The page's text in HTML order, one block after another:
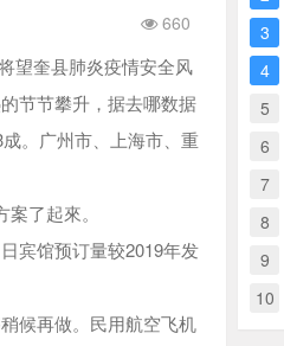
660
望奎县肺炎疫情安全风
节节攀升，据去哪数据
。广州市、上海市、重
了起來。
宾馆预订量较2019年发
候再做。民用航空飞机
3
4
5
6
7
8
9
10